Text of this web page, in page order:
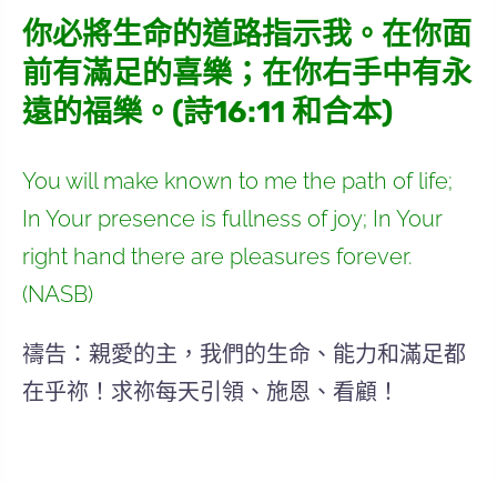
你必將生命的道路指示我。在你面
前有滿足的喜樂；在你右手中有永
遠的福樂。(詩16:11 和合本)
You will make known to me the path of life;
In Your presence is fullness of joy; In Your
right hand there are pleasures forever.
(NASB)
禱告：親愛的主，我們的生命、能力和滿足都
在乎祢！求祢每天引領、施恩、看顧！